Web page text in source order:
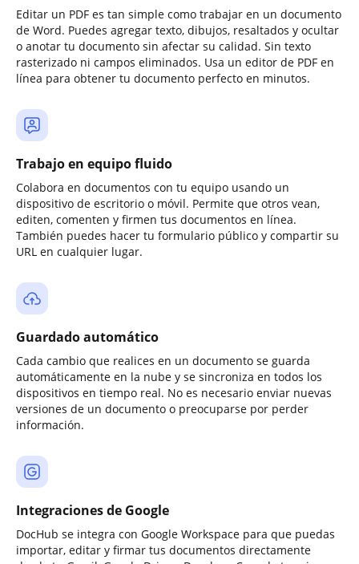
Editar un PDF es tan simple como trabajar en un documento
de Word. Puedes agregar texto, dibujos, resaltados y ocultar
o anotar tu documento sin afectar su calidad. Sin texto
rasterizado ni campos eliminados. Usa un editor de PDF en
línea para obtener tu documento perfecto en minutos.
Trabajo en equipo fluido
Colabora en documentos con tu equipo usando un
dispositivo de escritorio o móvil. Permite que otros vean,
editen, comenten y firmen tus documentos en línea.
También puedes hacer tu formulario público y compartir su
URL en cualquier lugar.
Guardado automático
Cada cambio que realices en un documento se guarda
automáticamente en la nube y se sincroniza en todos los
dispositivos en tiempo real. No es necesario enviar nuevas
versiones de un documento o preocuparse por perder
información.
Integraciones de Google
DocHub se integra con Google Workspace para que puedas
importar, editar y firmar tus documentos directamente